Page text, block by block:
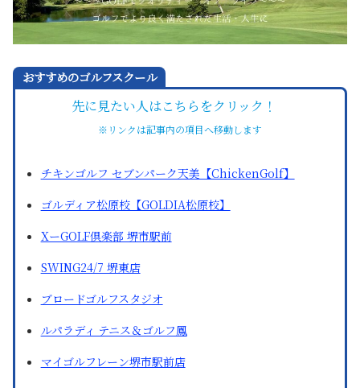
おすすめのゴルフスクール
先に見たい人はこちらをクリック！
※リンクは記事内の項目へ移動します
チキンゴルフ セブンパーク天美【ChickenGolf】
ゴルディア松原校【GOLDIA松原校】
XーGOLF倶楽部 堺市駅前
SWING24/7 堺東店
ブロードゴルフスタジオ
ルパラディ テニス＆ゴルフ鳳
マイゴルフレーン堺市駅前店